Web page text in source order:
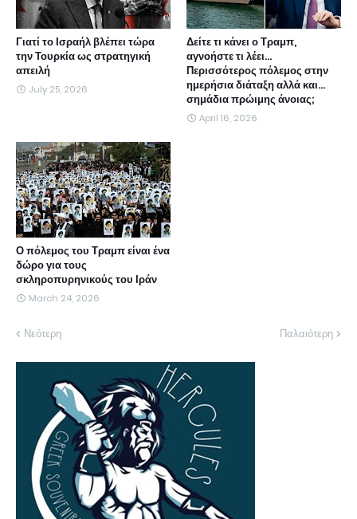
Γιατί το Ισραήλ βλέπει τώρα
την Τουρκία ως στρατηγική
απειλή
July 25, 2026
Δείτε τι κάνει ο Τραμπ,
αγνοήστε τι λέει...
Περισσότερος πόλεμος στην
ημερήσια διάταξη αλλά και...
σημάδια πρώιμης άνοιας;
April 16, 2026
Ο πόλεμος του Τραμπ είναι ένα
δώρο για τους
σκληροπυρηνικούς του Ιράν
March 24, 2026
Νεότερη Παλαιότερη